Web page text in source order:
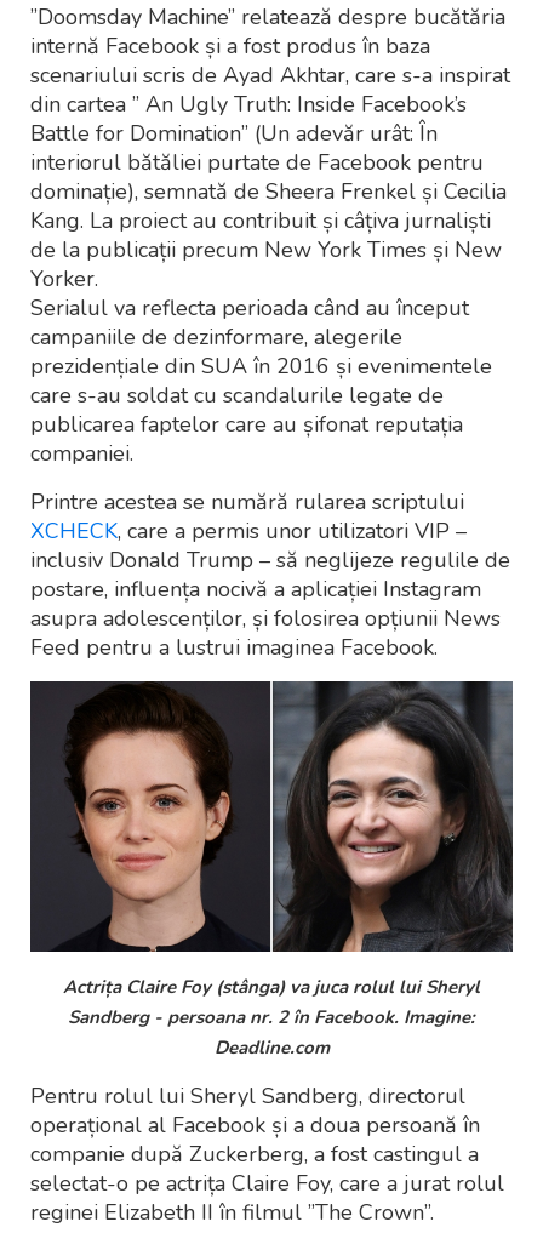
”Doomsday Machine” relatează despre bucătăria
internă Facebook și a fost produs în baza
scenariului scris de Ayad Akhtar, care s-a inspirat
din cartea ” An Ugly Truth: Inside Facebook’s
Battle for Domination” (Un adevăr urât: În
interiorul bătăliei purtate de Facebook pentru
dominație), semnată de Sheera Frenkel și Cecilia
Kang. La proiect au contribuit și câțiva jurnaliști
de la publicații precum New York Times și New
Yorker.
Serialul va reflecta perioada când au început
campaniile de dezinformare, alegerile
prezidențiale din SUA în 2016 și evenimentele
care s-au soldat cu scandalurile legate de
publicarea faptelor care au șifonat reputația
companiei.
Printre acestea se numără rularea scriptului
XCHECK, care a permis unor utilizatori VIP –
inclusiv Donald Trump – să neglijeze regulile de
postare, influența nocivă a aplicației Instagram
asupra adolescenților, și folosirea opțiunii News
Feed pentru a lustrui imaginea Facebook.
Actrița Claire Foy (stânga) va juca rolul lui Sheryl
Sandberg - persoana nr. 2 în Facebook. Imagine:
Deadline.com
Pentru rolul lui Sheryl Sandberg, directorul
operațional al Facebook și a doua persoană în
companie după Zuckerberg, a fost castingul a
selectat-o pe actrița Claire Foy, care a jurat rolul
reginei Elizabeth II în filmul ”The Crown”.